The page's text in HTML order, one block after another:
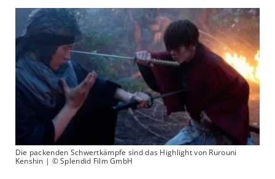
Die packenden Schwertkämpfe sind das Highlight von Rurouni
Kenshin | © Splendid Film GmbH